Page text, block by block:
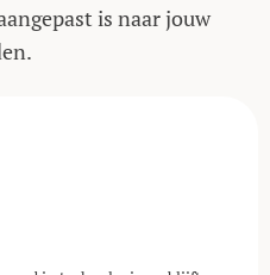
is naar jouw